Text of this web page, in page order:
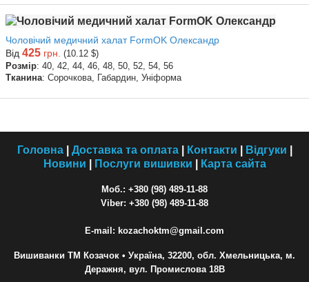
Чоловічий медичний халат FormOK Олександр
Від 425 грн. (10.12 $)
Розмір: 40, 42, 44, 46, 48, 50, 52, 54, 56
Тканина: Сорочкова, Габардин, Уніформа
Головна| Доставка та оплата| Контакти Відгуки
Новини
Послуги вишивки Карта сайта
Моб.: +380 (98) 489-11-88
Viber: +380 (98) 489-11-88
E-mail: kozachoktm@gmail.com
Вишиванки ТМ Козачок • Україна, 32200, обл. Хмельницька, м.
Деражня, вул. Промислова 18В